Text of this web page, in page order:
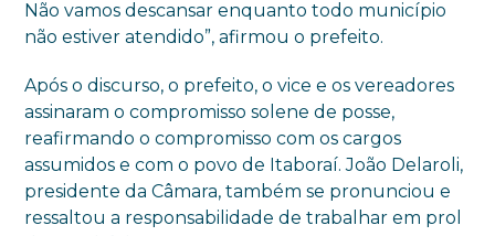
Não vamos descansar enquanto todo município
não estiver atendido”, afirmou o prefeito.
Após o discurso, o prefeito, o vice e os vereadores
assinaram o compromisso solene de posse,
reafirmando o compromisso com os cargos
assumidos e com o povo de Itaboraí. João Delaroli,
presidente da Câmara, também se pronunciou e
ressaltou a responsabilidade de trabalhar em prol